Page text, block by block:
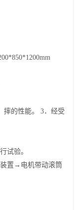
机）
摔的性能。 3．经受
试验。
置→电机带动滚筒